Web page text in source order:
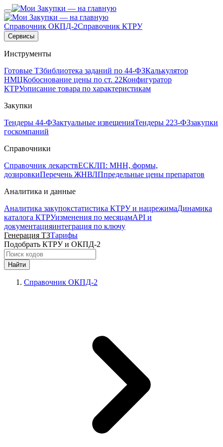
Справочник ОКПД-2Справочник КТРУ
Сервисы
Инструменты
Готовые ТЗбиблиотека заданий по 44-ФЗКалькулятор
НМЦКобоснование цены по ст. 22Конфигуратор
КТРУописание товара по характеристикам
Закупки
Тендеры 44-ФЗактуальные извещенияТендеры 223-ФЗзакупки
госкомпаний
Справочники
Справочник лекарствЕСКЛП: МНН, формы,
дозировкиПеречень ЖНВЛПпредельные цены препаратов
Аналитика и данные
Аналитика закупокстатистика КТРУ и нацрежимаДинамика
каталога КТРУизменения по месяцамAPI и
документацияинтеграция по ключу
Генерация ТЗТарифы
Подобрать КТРУ и ОКПД-2
Найти
Справочник ОКПД-2